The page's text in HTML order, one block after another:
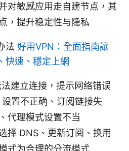
对敏感应用走自建节点，其
，提升稳定性与隐私
法 好用VPN：全面指南讓
快速、穩定上網
建立连接，提示网络错误
置不正确、订阅链接失
代理模式设置不当
择 DNS、更新订阅、换用
式为合理的分流模式